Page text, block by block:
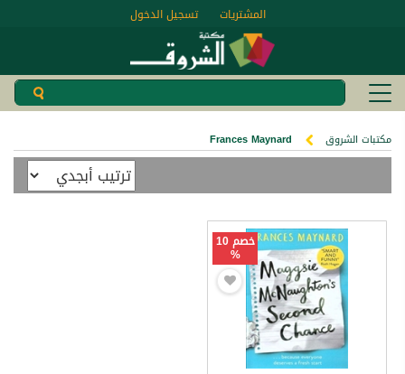
تسجيل الدخول المشتريات
مكتبات الشروق Frances Maynard
خصم 10
%